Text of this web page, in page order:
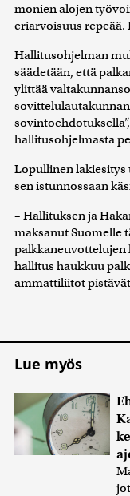
monien alojen
eriarvoisuus repeää.
Hallitusohjelman
säädetään, että
ylittää
hallitusohjelmasta
Lopullinen lakiesitys
sen istunnossaan
– Hallituksen ja
maksanut Suomelle
palkkaneuvottelujen
hallitus haukkuu
ammattiliitot
Lue myös